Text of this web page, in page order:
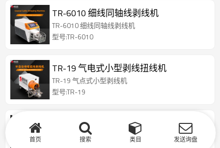
TR-6010 细线同轴线剥线机
TR-6010 细线同轴线剥线机
型号:TR-6010
TR-19 气电式小型剥线扭线机
TR-19 气点式小型剥线机
型号:TR-19
TR-3F4F 气动式小型剥线机
TR-3F4F 气动式小型剥线机
首页 搜索 类目 发送询盘